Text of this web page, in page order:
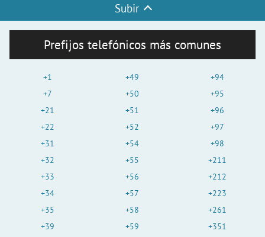
Subir
Prefijos telefónicos más comunes
+1
+7
+21
+22
+31
+32
+33
+34
+35
+39
+49
+50
+51
+52
+54
+55
+56
+57
+58
+59
+94
+95
+96
+97
+98
+211
+212
+223
+261
+351